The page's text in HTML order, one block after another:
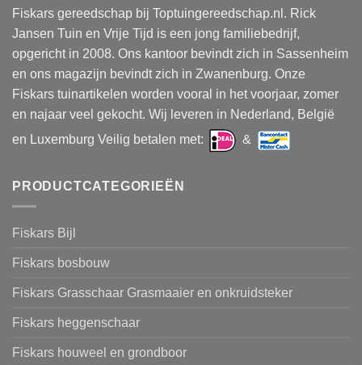
Fiskars gereedschap bij Toptuingereedschap.nl. Rick
Jansen Tuin en Vrije Tijd is een jong familiebedrijf,
opgericht in 2008. Ons kantoor bevindt zich in Sassenheim
en ons magazijn bevindt zich in Zwanenburg. Onze
Fiskars tuinartikelen worden vooral in het voorjaar, zomer
en najaar veel gekocht. Wij leveren in Nederland, België
en Luxemburg Veilig betalen met:
&
PRODUCTCATEGORIEËN
Fiskars Bijl
Fiskars bosbouw
Fiskars Grasschaar Grasmaaier en onkruidsteker
Fiskars heggenschaar
Fiskars houweel en grondboor